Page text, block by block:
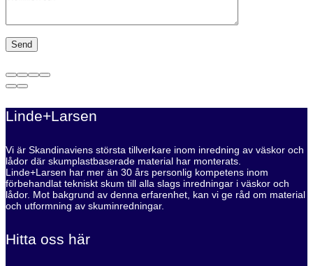
Linde+Larsen
Vi är Skandinaviens största tillverkare inom inredning av väskor och
lådor där skumplastbaserade material har monterats.
Linde+Larsen har mer än 30 års personlig kompetens inom
förbehandlat tekniskt skum till alla slags inredningar i väskor och
lådor. Mot bakgrund av denna erfarenhet, kan vi ge råd om material
och utformning av skuminredningar.
Hitta oss här